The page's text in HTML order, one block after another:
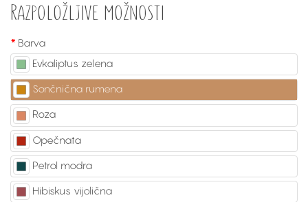
Razpoložljive možnosti
Barva
Evkaliptus zelena
Sončnična rumena
Roza
Opečnata
Petrol modra
Hibiskus vijolična